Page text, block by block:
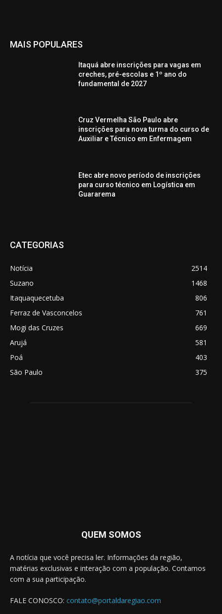
MAIS POPULARES
Itaquá abre inscrições para vagas em
creches, pré-escolas e 1º ano do
fundamental de 2027
Cruz Vermelha São Paulo abre
inscrições para nova turma do curso de
Auxiliar e Técnico em Enfermagem
Etec abre novo período de inscrições
para curso técnico em Logística em
Guararema
CATEGORIAS
Notícia
2514
Suzano
1468
Itaquaquecetuba
806
Ferraz de Vasconcelos
761
Mogi das Cruzes
669
Arujá
581
Poá
403
São Paulo
375
QUEM SOMOS
A notícia que você precisa ler. Informações da região,
matérias exclusivas e interação com a população. Contamos
com a sua participação.
FALE CONOSCO: contato@portaldaregiao.com